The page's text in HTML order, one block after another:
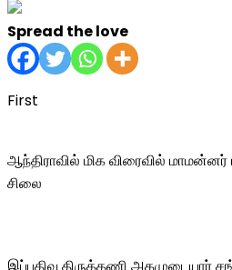
Spread the love
First
ஆந்திராவில் மிக விரைவில் மாமன்னர்
சிலை